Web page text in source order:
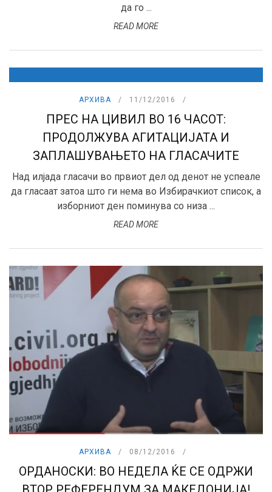
да го ...
READ MORE
АРХИВА 11/12/2016
ПРЕС НА ЦИВИЛ ВО 16 ЧАСОТ:
ПРОДОЛЖУВА АГИТАЦИЈАТА И
ЗАПЛАШУВАЊЕТО НА ГЛАСАЧИТЕ
Над илјада гласачи во првиот дел од денот не успеале
да гласаат затоа што ги нема во Избирачкиот список, а
изборниот ден поминува со низа ...
READ MORE
АРХИВА 08/12/2016
ОРДАНОСКИ: ВО НЕДЕЛА ЌЕ СЕ ОДРЖИ